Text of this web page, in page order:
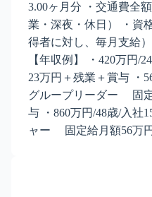
3.00ヶ月分 ・交通費全
業・深夜・休日） ・資
得者に対し、毎月支給
【年収例】 ・420万円
23万円＋残業＋賞与 ・
グループリーダー 固
与 ・860万円/48歳/入
ャー 固定給月額56万